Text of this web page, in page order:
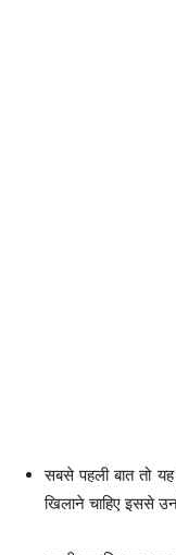
सबसे पहली बात तो
खिलाने चाहिए इससे